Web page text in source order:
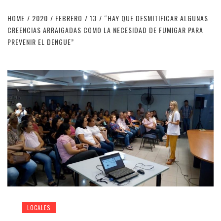
HOME 2020 FEBRERO 13
“HAY QUE DESMITIFICAR ALGUNAS
CREENCIAS ARRAIGADAS COMO LA NECESIDAD DE FUMIGAR PARA
PREVENIR EL DENGUE”
LOCALES